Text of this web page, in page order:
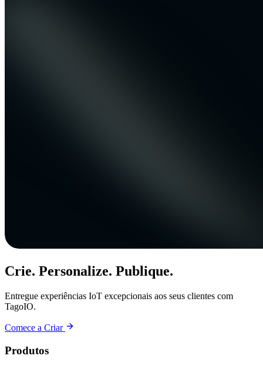
Crie. Personalize. Publique.
Entregue experiências IoT excepcionais aos seus clientes com
TagoIO.
Comece a Criar
Produtos